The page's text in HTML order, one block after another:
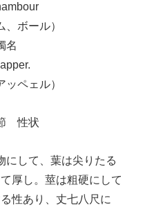
、ボール）
名
ッペェル）
性状
にして、葉は尖りたる
厚し。莖は粗硬にして
性あり、丈七八尺に